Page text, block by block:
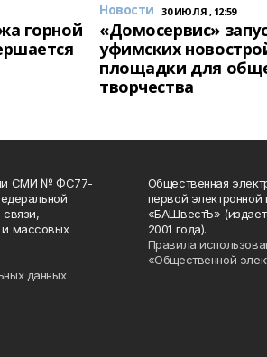
горной
Новости 30 ИЮЛЯ , 12:59
«Домосервис»
уфимских
площадки для
творчества
СМИ № ФС77-
и массовых
данных
Общественная
первой электронной
«БАШвестЪ»
2001 года).
Правила
«Общественной